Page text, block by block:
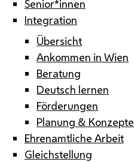
Senior*innen
Integration
Übersicht
Ankommen in Wien
Beratung
Deutsch lernen
Förderungen
Planung & Konzepte
Ehrenamtliche Arbeit
Gleichstellung